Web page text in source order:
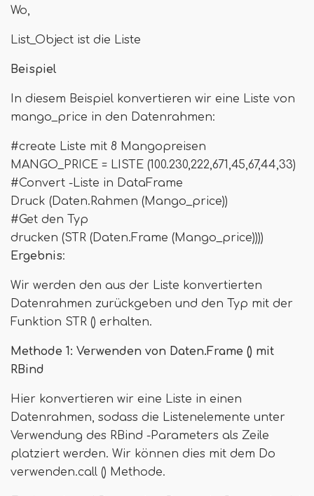
Wo,
List_Object ist die Liste
Beispiel
In diesem Beispiel konvertieren wir eine Liste von
mango_price in den Datenrahmen:
#create Liste mit 8 Mangopreisen
MANGO_PRICE = LISTE (100.230,222,671,45,67,44,33)
#Convert -Liste in DataFrame
Druck (Daten.Rahmen (Mango_price))
#Get den Typ
drucken (STR (Daten.Frame (Mango_price))))
Ergebnis:
Wir werden den aus der Liste konvertierten
Datenrahmen zurückgeben und den Typ mit der
Funktion STR () erhalten.
Methode 1: Verwenden von Daten.Frame () mit
RBind
Hier konvertieren wir eine Liste in einen
Datenrahmen, sodass die Listenelemente unter
Verwendung des RBind -Parameters als Zeile
platziert werden. Wir können dies mit dem Do
verwenden.call () Methode.